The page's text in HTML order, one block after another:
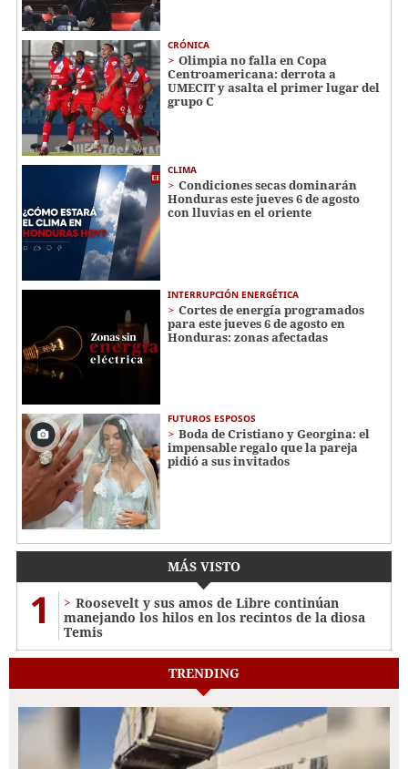
CRÓNICA
Olimpia no falla en Copa
Centroamericana: derrota a
UMECIT y asalta el primer lugar del
grupo C
CLIMA
Condiciones secas dominarán
Honduras este jueves 6 de agosto
con lluvias en el oriente
INTERRUPCIÓN ENERGÉTICA
Cortes de energía programados
para este jueves 6 de agosto en
Honduras: zonas afectadas
FUTUROS ESPOSOS
Boda de Cristiano y Georgina: el
impensable regalo que la pareja
pidió a sus invitados
MÁS VISTO
1
Roosevelt y sus amos de Libre continúan
manejando los hilos en los recintos de la diosa
Temis
TRENDING